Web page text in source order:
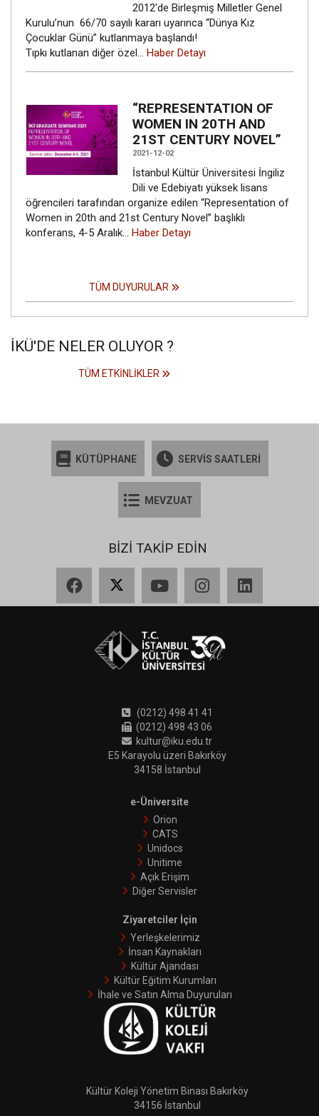
2012'de Birleşmiş Milletler Genel
Kurulu’nun 66/70 sayılı kararı uyarınca “Dünya Kız
Çocuklar Günü” kutlanmaya başlandı!
Tıpkı kutlanan diğer özel… Haber Detayı
“REPRESENTATION OF
WOMEN IN 20TH AND
21ST CENTURY NOVEL”
2021-12-02
İstanbul Kültür Üniversitesi İngiliz
Dili ve Edebiyatı yüksek lisans
öğrencileri tarafından organize edilen “Representation of
Women in 20th and 21st Century Novel” başlıklı
konferans, 4-5 Aralık… Haber Detayı
TÜM DUYURULAR
İKÜ'DE NELER OLUYOR ?
TÜM ETKINLIKLER
KÜTÜPHANE SERVİS SAATLERİ
MEVZUAT
BİZİ TAKİP EDİN
(0212) 498 41 41
(0212) 498 43 06
kultur@iku.edu.tr
E5 Karayolu üzeri Bakırköy
34158 İstanbul
e-Üniversite
Orion
CATS
Unidocs
Unitime
Açık Erişim
Diğer Servisler
Ziyaretciler İçin
Yerleşkelerimiz
İnsan Kaynakları
Kültür Ajandası
Kültür Eğitim Kurumları
İhale ve Satın Alma Duyuruları
Kültür Koleji Yönetim Binası Bakırköy
34156 İstanbul